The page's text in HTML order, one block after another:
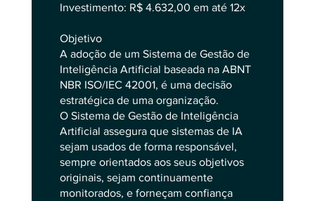
Investimento: R$ 4.632,00 em até 12x
Objetivo
A adoção de um Sistema de Gestão de
Inteligência Artificial baseada na ABNT
NBR ISO/IEC 42001, é uma decisão
estratégica de uma organização.
O Sistema de Gestão de Inteligência
Artificial assegura que sistemas de IA
sejam usados de forma responsável,
sempre orientados aos seus objetivos
originais, sejam continuamente
monitorados, e forneçam confiança